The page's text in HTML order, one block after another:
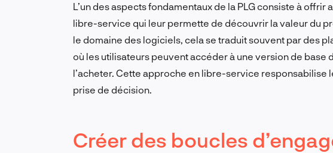
L’un des aspects fondamentaux de la PLG consiste à
libre-service qui leur permette de découvrir la valeur du
le domaine des logiciels, cela se traduit souvent par des
où les utilisateurs peuvent accéder à une version de base
l’acheter. Cette approche en libre-service responsabilise
prise de décision.
Créer des boucles